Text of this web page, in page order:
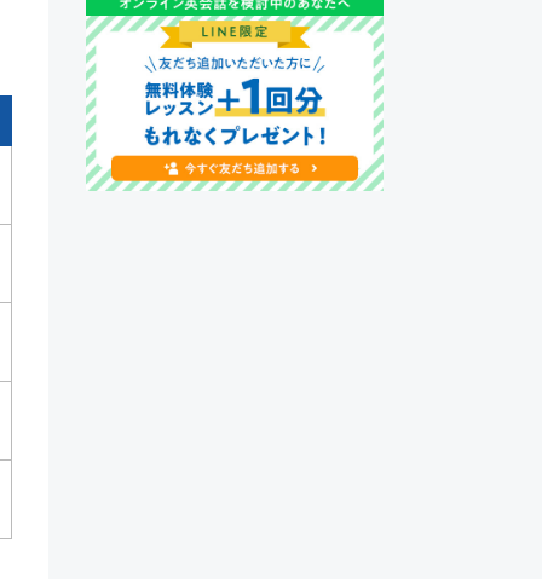
2025年9月19日
【メディア掲載】NNA ASIAで
QQEnglishのセブ島留学について
紹介いただきました！
2025年9月6日
【メディア掲載】日本経済新聞で
QQEnglishのセブ島留学について
紹介いただきました！